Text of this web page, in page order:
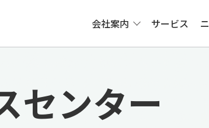
会社案内 サービス
センター